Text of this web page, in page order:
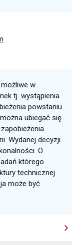
w
tj. wystąpienia
powstaniu
ubiegać się
Wydanej decyzji
O
którego
technicznej
może być